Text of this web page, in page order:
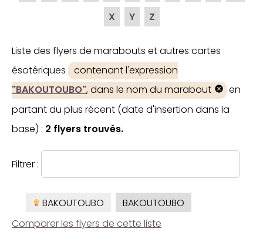
X
Y Z
Liste des flyers de marabouts et autres cartes
ésotériques
contenant l'expression
"BAKOUTOUBO", dans le nom du marabout
en
partant du plus récent (date d'insertion dans la
base) : 2 flyers trouvés.
Filtrer :
BAKOUTOUBO
BAKOUTOUBO
Comparer les flyers de cette liste